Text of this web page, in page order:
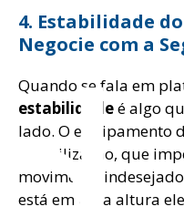
4. Estabilidade
Negocie com a
Quando se fala em
estabilidadeé algo
lado. O equipamento
estabilização, que
movimento
está em uma altura